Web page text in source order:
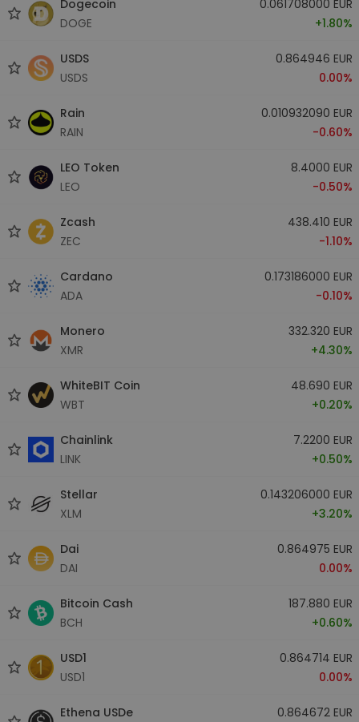
Dogecoin
DOGE
0.061708000 EUR
+1.80%
USDS
USDS
0.864946 EUR
0.00%
Rain
RAIN
0.010932090 EUR
-0.60%
LEO Token
LEO
8.4000 EUR
-0.50%
Zcash
ZEC
438.410 EUR
-1.10%
Cardano
ADA
0.173186000 EUR
-0.10%
Monero
XMR
332.320 EUR
+4.30%
WhiteBIT Coin
WBT
48.690 EUR
+0.20%
Chainlink
LINK
7.2200 EUR
+0.50%
Stellar
XLM
0.143206000 EUR
+3.20%
Dai
DAI
0.864975 EUR
0.00%
Bitcoin Cash
BCH
187.880 EUR
+0.60%
USD1
USD1
0.864714 EUR
0.00%
Ethena USDe
0.864672 EUR